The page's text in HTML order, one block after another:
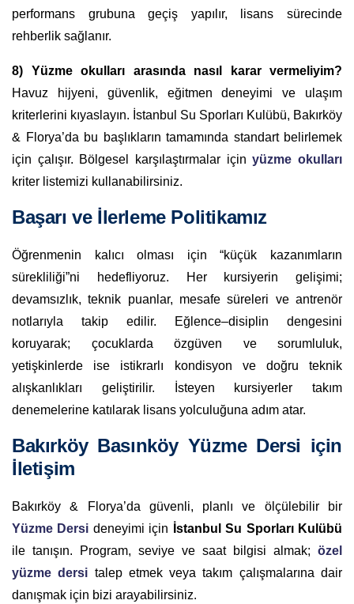
performans grubuna geçiş yapılır, lisans sürecinde
rehberlik sağlanır.
8) Yüzme okulları arasında nasıl karar vermeliyim?
Havuz hijyeni, güvenlik, eğitmen deneyimi ve ulaşım
kriterlerini kıyaslayın. İstanbul Su Sporları Kulübü, Bakırköy
& Florya’da bu başlıkların tamamında standart belirlemek
için çalışır. Bölgesel karşılaştırmalar içinyüzme okulları
kriter listemizi kullanabilirsiniz.
Başarı ve İlerleme Politikamız
Öğrenmenin kalıcı olması için “küçük kazanımların
sürekliliği”ni hedefliyoruz. Her kursiyerin gelişimi;
devamsızlık, teknik puanlar, mesafe süreleri ve antrenör
notlarıyla takip edilir. Eğlence–disiplin dengesini
koruyarak; çocuklarda özgüven ve sorumluluk,
yetişkinlerde ise istikrarlı kondisyon ve doğru teknik
alışkanlıkları geliştirilir. İsteyen kursiyerler takım
denemelerine katılarak lisans yolculuğuna adım atar.
Bakırköy Basınköy Yüzme Dersi için
İletişim
Bakırköy & Florya’da güvenli, planlı ve ölçülebilir bir
Yüzme Dersi deneyimi için
İstanbul Su Sporları Kulübü
ile tanışın. Program, seviye ve saat bilgisi almak; özel
yüzme dersi talep etmek veya takım çalışmalarına dair
danışmak için bizi arayabilirsiniz.